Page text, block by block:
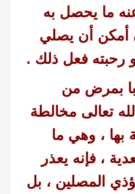
ما يحصل به
أمكن أن يصلي
فعل ذلك .
بمرض من
تعالى مخالطة
بها ، وهي ما
، فإنه يعذر
المصلين ، بل